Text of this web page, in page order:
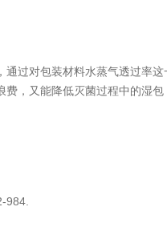
过对包装材料水蒸气透过率这
费，又能降低灭菌过程中的湿包
984.